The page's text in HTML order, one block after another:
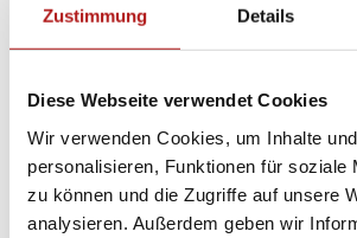
Zustimmung Details
Diese Webseite verwendet Cookies
Wir verwenden Cookies, um Inhalte
personalisieren, Funktionen für soziale
zu können und die Zugriffe auf unsere
analysieren. Außerdem geben wir
Handgelenk therapiert